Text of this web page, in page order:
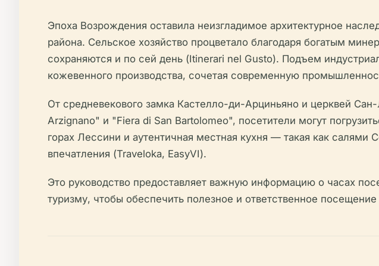
Эпоха Возрождения оставила неизгладимое архитектурное
района. Сельское хозяйство процветало благодаря богатым
сохраняются и по сей день (Itinerari nel Gusto). Подъем
кожевенного производства, сочетая современную
От средневекового замка Кастелло-ди-Арциньяно и церквей
Arzignano" и "Fiera di San Bartolomeo", посетители могут
горах Лессини и аутентичная местная кухня — такая как
впечатления (Traveloka, EasyVI).
Это руководство предоставляет важную информацию о часах
туризму, чтобы обеспечить полезное и ответственное